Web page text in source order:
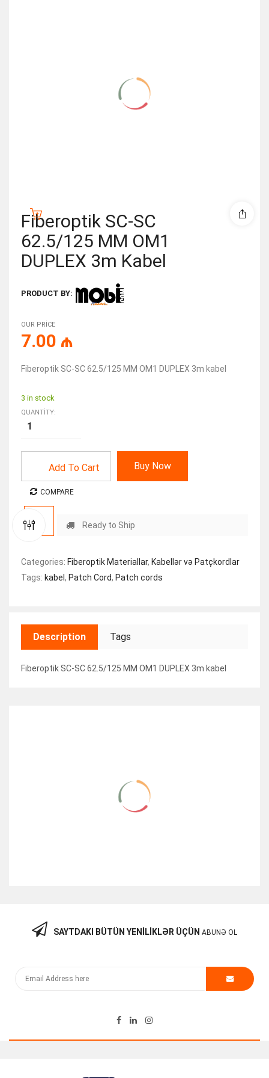
Fiberoptik SC-SC
62.5/125 MM OM1
DUPLEX 3m Kabel
PRODUCT BY:
OUR PRICE
7.00 ₼
Fiberoptik SC-SC 62.5/125 MM OM1 DUPLEX 3m kabel
3 in stock
QUANTITY:
Add To Cart Buy Now
COMPARE
Ready to Ship
Categories: Fiberoptik Materiallar, Kabellər və Patçkordlar
Tags: kabel , Patch Cord, Patch cords
Description Tags
Fiberoptik SC-SC 62.5/125 MM OM1 DUPLEX 3m kabel
Fiberoptik 0.5m SM SC-UPC To LC-UPC Kabel
SAYTDAKI BÜTÜN YENILIKLƏR ÜÇÜN ABUNƏ OL